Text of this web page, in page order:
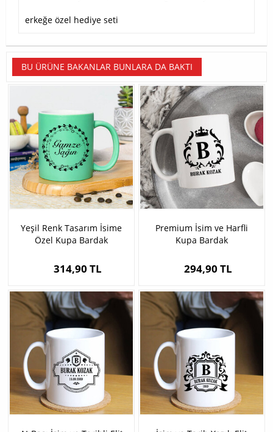
erkeğe özel hediye seti
BU ÜRÜNE BAKANLAR BUNLARA DA BAKTI
Yeşil Renk Tasarım İsime
Özel Kupa Bardak
314,90 TL
Premium İsim ve Harfli
Kupa Bardak
294,90 TL